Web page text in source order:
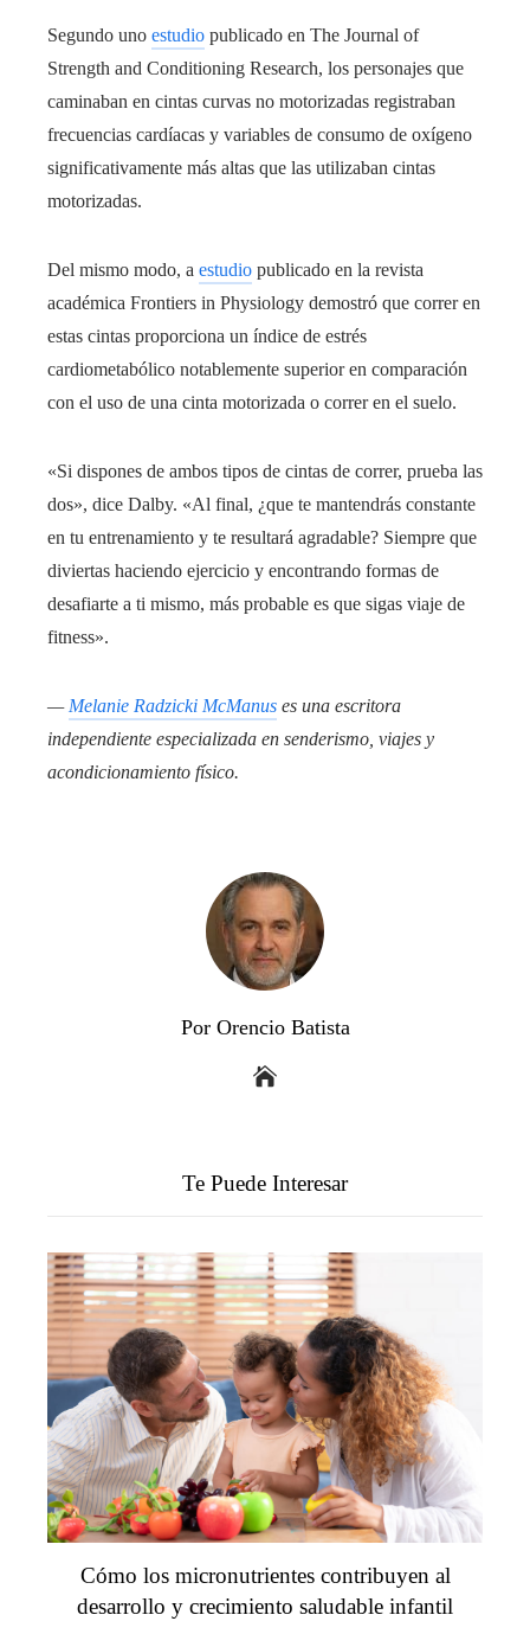
Segundo uno estudio publicado en The Journal of
Strength and Conditioning Research, los personajes que
caminaban en cintas curvas no motorizadas registraban
frecuencias cardíacas y variables de consumo de oxígeno
significativamente más altas que las utilizaban cintas
motorizadas.
Del mismo modo, a estudio publicado en la revista
académica Frontiers in Physiology demostró que correr en
estas cintas proporciona un índice de estrés
cardiometabólico notablemente superior en comparación
con el uso de una cinta motorizada o correr en el suelo.
«Si dispones de ambos tipos de cintas de correr, prueba las
dos», dice Dalby. «Al final, ¿que te mantendrás constante
en tu entrenamiento y te resultará agradable? Siempre que
diviertas haciendo ejercicio y encontrando formas de
desafiarte a ti mismo, más probable es que sigas viaje de
fitness».
— Melanie Radzicki McManus es una escritora
independiente especializada en senderismo, viajes y
acondicionamiento físico.
Por Orencio Batista
Te Puede Interesar
Cómo los micronutrientes contribuyen al
desarrollo y crecimiento saludable infantil